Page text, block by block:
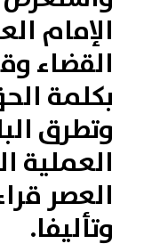
الإمام
القضاء
بكلمة
وتطرق
العملية
العصر
وتأليفا.